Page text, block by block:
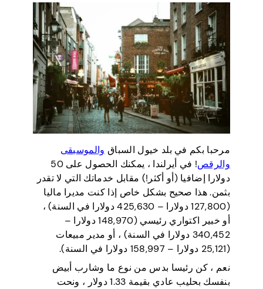
مرحبا بكم في بلد خيول السباق والموسيقى
والرقص
! في أيرلندا ، يمكنك الحصول على 50
دولارا إضافيا (أو أكثر!) مقابل خدماتك التي لا تقدر
بثمن. هذا صحيح بشكل خاص إذا كنت مديرا ماليا
(127,800 دولارا – 425,630 دولارا في السنة) ،
أو خبير اكتواري رئيسي (148,970 دولارا –
340,452 دولارا في السنة) ، أو مدير مبيعات
(25,121 دولارا – 158,997 دولارا في السنة).
نعم ، كن رئيسا بدس من نوع ما وشارب أبيض
بنفسك بحليب عادي بقيمة 1.33 دولار ، ونحت